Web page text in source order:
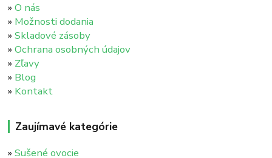
»O nás
» Možnosti dodania
»Skladové zásoby
»Ochrana osobných údajov
» Zľavy
» Blog
» Kontakt
Zaujímavé kategórie
»Sušené ovocie